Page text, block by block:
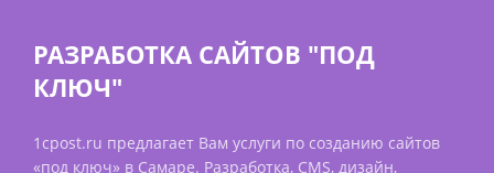
РАЗРАБОТКА САЙТОВ "ПОД
КЛЮЧ"
1cpost.ru предлагает Вам услуги по созданию сайтов
«под ключ» в Самаре. Разработка, CMS, дизайн,